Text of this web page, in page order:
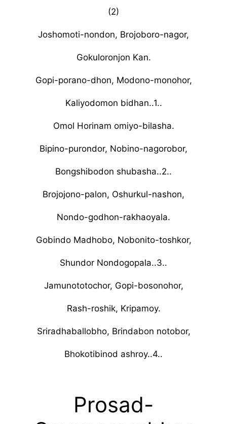
(2)
Joshomoti-nondon, Brojoboro-nagor,
Gokuloronjon Kan.
Gopi-porano-dhon, Modono-monohor,
Kaliyodomon bidhan..1..
Omol Horinam omiyo-bilasha.
Bipino-purondor, Nobino-nagorobor,
Bongshibodon shubasha..2..
Brojojono-palon, Oshurkul-nashon,
Nondo-godhon-rakhaoyala.
Gobindo Madhobo, Nobonito-toshkor,
Shundor Nondogopala..3..
Jamunototochor, Gopi-bosonohor,
Rash-roshik, Kripamoy.
Sriradhaballobho, Brindabon notobor,
Bhokotibinod ashroy..4..
Prosad-